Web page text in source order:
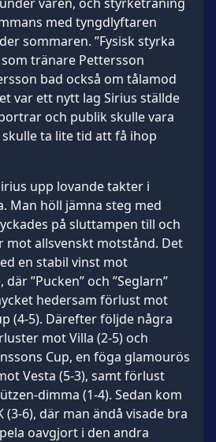
med tyngdlyftaren
sommaren. ”Fysisk styrka
tränare Pettersson
bad också om tålamod
var ett nytt lag Sirius ställde
och publik skulle vara
ta lite tid att få ihop
upp lovande takter i
Man höll jämna steg med
på sluttampen till och
mot allsvenskt motstånd. Det
en stabil vinst mot
”Pucken” och ”Seglarn”
hedersam förlust mot
(4-5). Därefter följde några
mot Villa (2-5) och
Cup, en föga glamourös
Vesta (5-3), samt förlust
dimma (1-4). Sedan kom
(3-6), där man ändå visade bra
oavgjort i den andra